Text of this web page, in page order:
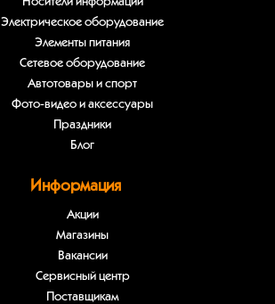
Электрическое оборудование
Элементы питания
Сетевое оборудование
Автотовары и спорт
Фото-видео и аксессуары
Праздники
Блог
Информация
Акции
Магазины
Вакансии
Сервисный центр
Поставщикам